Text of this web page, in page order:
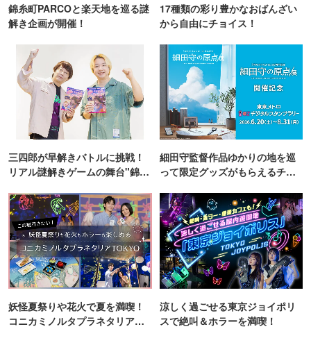
錦糸町PARCOと楽天地を巡る謎
解き企画が開催！
17種類の彩り豊かなおばんざい
から自由にチョイス！
三四郎が早解きバトルに挑戦！
リアル謎解きゲームの舞台"錦糸
細田守監督作品ゆかりの地を巡
って限定グッズがもらえるチャ
妖怪夏祭りや花火で夏を満喫！
コニカミノルタプラネタリア
涼しく過ごせる東京ジョイポリ
スで絶叫＆ホラーを満喫！